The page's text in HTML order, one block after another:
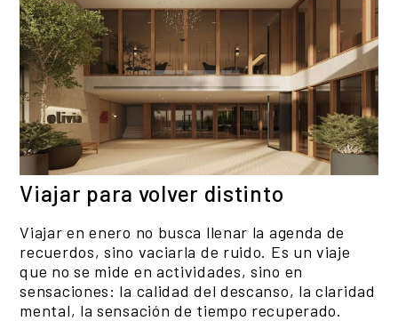
Viajar para volver distinto
Viajar en enero no busca llenar la agenda de
recuerdos, sino vaciarla de ruido. Es un viaje
que no se mide en actividades, sino en
sensaciones: la calidad del descanso, la claridad
mental, la sensación de tiempo recuperado.